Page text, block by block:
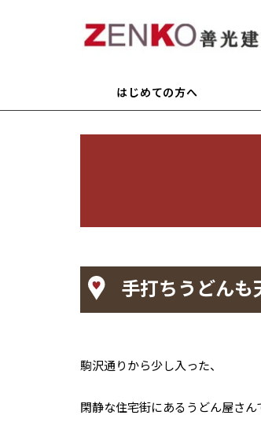
はじめての方へ
手打ちうどん
駒沢通りから少し入った、
閑静な住宅街にあるうどん屋さん